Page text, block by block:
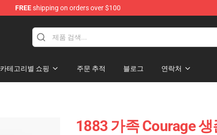
FREEshipping on orders over $100
카테고리별 쇼핑 주문 추적 블로그 연락처
1883 가족 Courage